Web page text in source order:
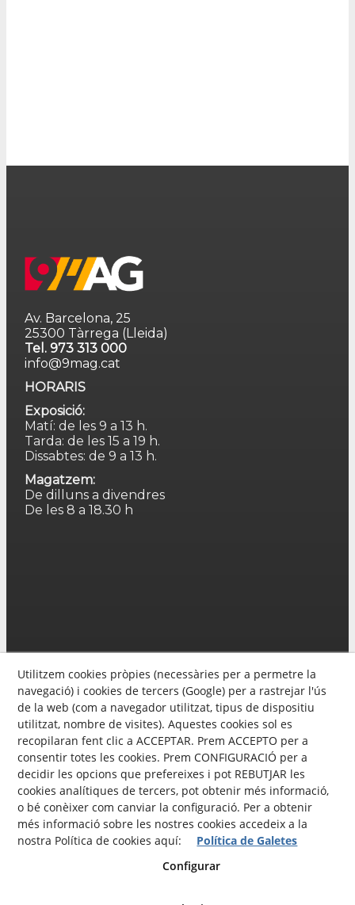
Av. Barcelona, 25
25300 Tàrrega (Lleida)
Tel. 973 313 000
info@9mag.cat
HORARIS
Exposició:
Matí: de les 9 a 13 h.
Tarda: de les 15 a 19 h.
Dissabtes: de 9 a 13 h.
Magatzem:
De dilluns a divendres
De les 8 a 18.30 h
Avís Legal
Política de privacitat
Política Cookies
Utilitzem cookies pròpies (necessàries per a permetre la
navegació) i cookies de tercers (Google) per a rastrejar l'ús
de la web (com a navegador utilitzat, tipus de dispositiu
utilitzat, nombre de visites). Aquestes cookies sol es
recopilaran fent clic a ACCEPTAR. Prem ACCEPTO per a
consentir totes les cookies. Prem CONFIGURACIÓ per a
decidir les opcions que prefereixes i pot REBUTJAR les
cookies analítiques de tercers, pot obtenir més informació,
o bé conèixer com canviar la configuració. Per a obtenir
més informació sobre les nostres cookies accedeix a la
nostra Política de cookies aquí:
Política de Galetes
Configurar